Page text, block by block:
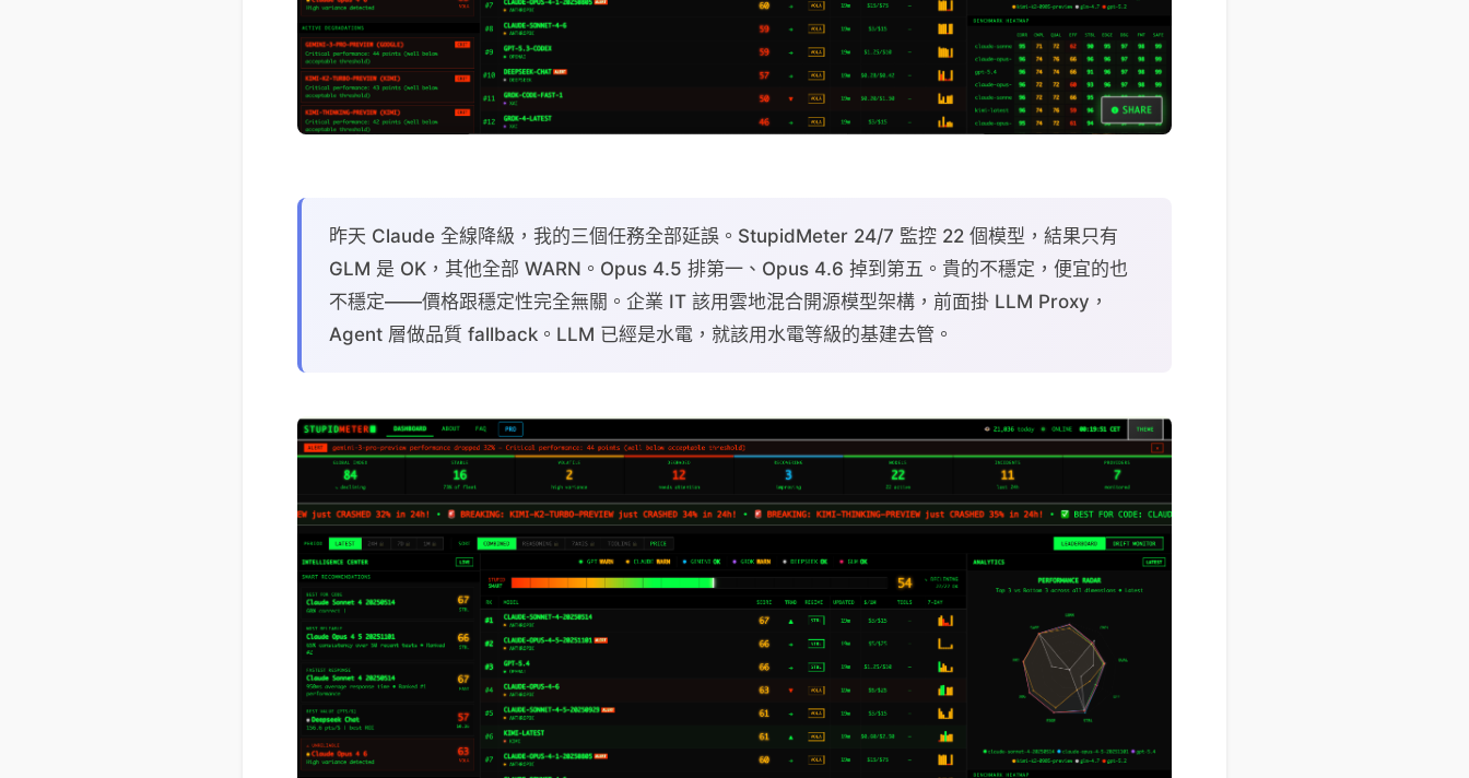
昨天 Claude 全線降級，我的三個任務全部延誤。StupidMeter 24/7 監控 22 個模型，結果只有
GLM 是 OK，其他全部 WARN。Opus 4.5 排第一、Opus 4.6 掉到第五。貴的不穩定，便宜的也
不穩定——價格跟穩定性完全無關。企業 IT 該用雲地混合開源模型架構，前面掛 LLM Proxy，
Agent 層做品質 fallback。LLM 已經是水電，就該用水電等級的基建去管。